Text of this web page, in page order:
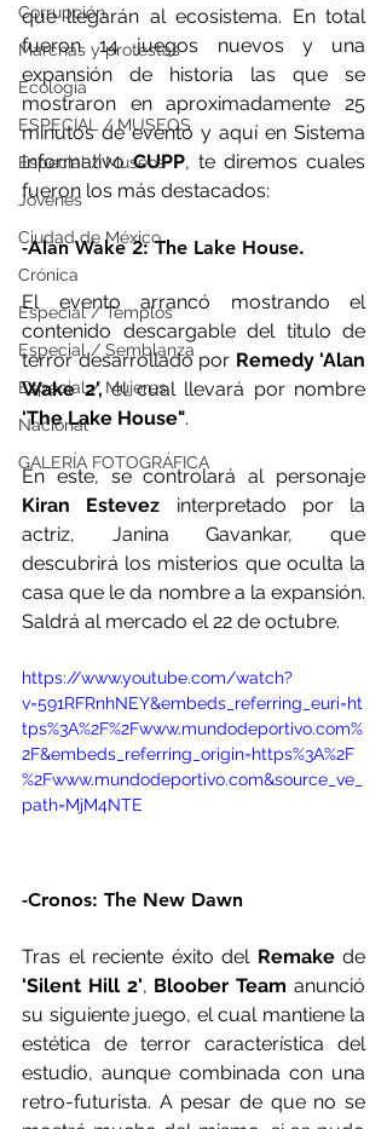
Corrupción
Marchas y protestas
Ecología
ESPECIAL / MUSEOS
Especial / Museos
Jóvenes
Ciudad de México
Crónica
Especial / Templos
Especial / Semblanza
Especial / Mujeres
Nacional
GALERÍA FOTOGRÁFICA
que llegarán al ecosistema. En total
fueron 14 juegos nuevos y una
expansión de historia las que se
mostraron en aproximadamente 25
minutos de evento y aquí en Sistema
Informativo CUPP, te diremos cuales
fueron los más destacados:
-Alan Wake 2: The Lake House.
El evento arrancó mostrando el
contenido descargable del titulo de
terror desarrollado por Remedy 'Alan
Wake 2',
'The Lake House".
Kiran Estevez interpretado por la
actriz, Janina Gavankar, que
descubrirá los misterios que oculta la
casa que le da nombre a la expansión.
Saldrá al mercado el 22 de octubre.
https://www.youtube.com/watch?
v=591RFRnhNEY&embeds_referring_euri=ht
tps%3A%2F%2Fwww.mundodeportivo.com%
2F&embeds_referring_origin=https%3A%2F
%2Fwww.mundodeportivo.com&source_ve_
path=MjM4NTE
-Cronos: The New Dawn
Tras el reciente éxito del Remake de
'Silent Hill 2', Bloober Team anunció
su siguiente juego, el cual mantiene la
estética de terror característica del
estudio, aunque combinada con una
retro-futurista. A pesar de que no se